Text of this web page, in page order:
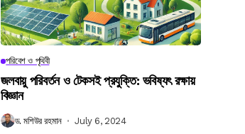
পরিবেশ ও পৃথিবী
জলবায়ু পরিবর্তন ও টেকসই প্রযুক্তি: ভবিষ্যৎ রক্ষায়
বিজ্ঞান
ড. মশিউর রহমান July 6, 2024